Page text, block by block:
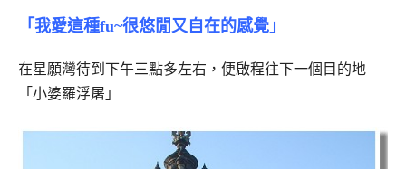
「我愛這種fu~很悠閒又自在的感覺」
在星願灣待到下午三點多左右，便啟程往下一個目的地
「小婆羅浮屠」